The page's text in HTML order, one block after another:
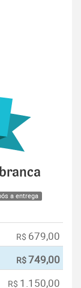
a entrega
R$ 679,00
R$749,00
R$ 1.150,00